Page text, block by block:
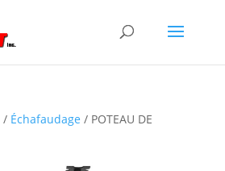
/ Échafaudage / POTEAU DE